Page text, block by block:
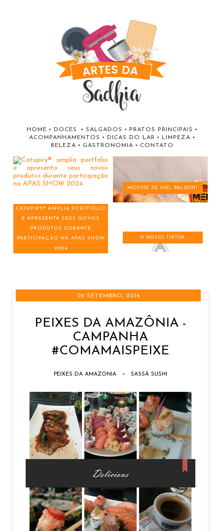
HOME • DOCES • SALGADOS • PRATOS PRINCIPAIS •
ACOMPANHAMENTOS • DICAS DO LAR • LIMPEZA •
BELEZA • GASTRONOMIA • CONTATO
CATUPIRY® AMPLIA PORTFÓLIO
E APRESENTA SEUS NOVOS
PRODUTOS DURANTE
PARTICIPAÇÃO NA APAS SHOW
2024
MOUSSE DE MEL BALDONI
O NOSSO TIKTOK
09 SETEMBRO, 2016
PEIXES DA AMAZÔNIA -
CAMPANHA
#COMAMAISPEIXE
PEIXES DA AMAZONIA - SASSÁ SUSHI